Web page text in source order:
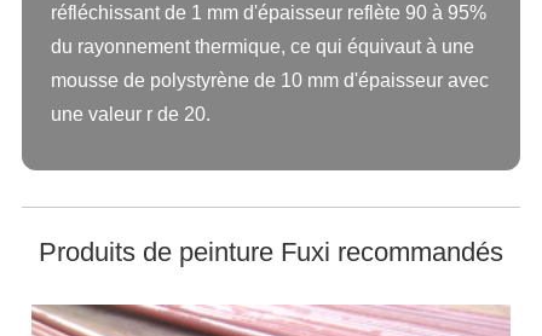
réfléchissant de 1 mm d'épaisseur reflète 90 à 95%
du rayonnement thermique, ce qui équivaut à une
mousse de polystyrène de 10 mm d'épaisseur avec
une valeur r de 20.
Produits de peinture Fuxi recommandés